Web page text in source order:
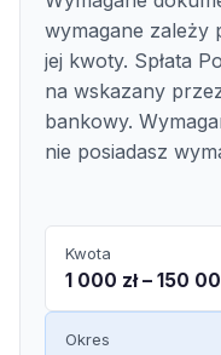
wymagane zależy
jej kwoty. Spłata
na wskazany
bankowy.
nie posiadasz
Kwota
1 000 zł – 150
Okres